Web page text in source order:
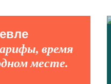
время
месте.